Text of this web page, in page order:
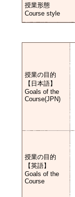
授業形態
Course style
授業の目的
【日本語】
Goals of the
Course(JPN)
授業の目的
【英語】
Goals of the
Course